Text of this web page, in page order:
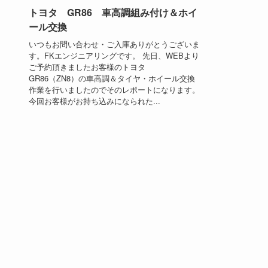
トヨタ GR86 車高調組み付け＆ホイ
ール交換
いつもお問い合わせ・ご入庫ありがとうございま
す。FKエンジニアリングです。 先日、WEBより
ご予約頂きましたお客様のトヨタ
GR86（ZN8）の車高調＆タイヤ・ホイール交換
作業を行いましたのでそのレポートになります。
今回お客様がお持ち込みになられた...